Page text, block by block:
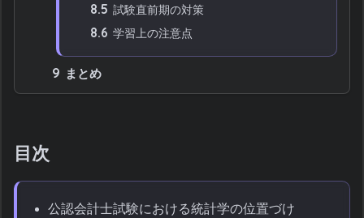
8.5 試験直前期の対策
8.6 学習上の注意点
9 まとめ
目次
公認会計士試験における統計学の位置づけ